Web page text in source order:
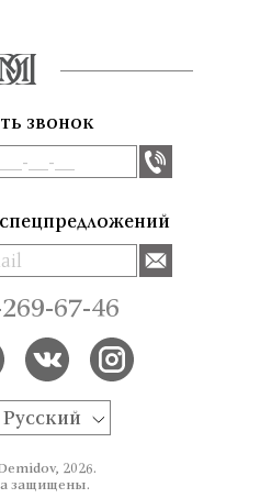
звонок
67-46
Русский
2026.
защищены.